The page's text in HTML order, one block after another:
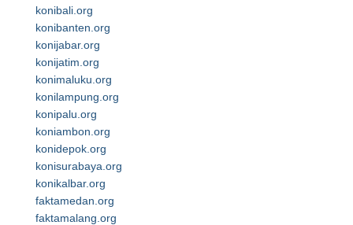
konibali.org
konibanten.org
konijabar.org
konijatim.org
konimaluku.org
konilampung.org
konipalu.org
koniambon.org
konidepok.org
konisurabaya.org
konikalbar.org
faktamedan.org
faktamalang.org